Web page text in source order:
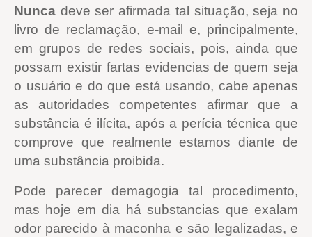
Nunca deve ser afirmada tal situação, seja no
livro de reclamação, e-mail e, principalmente,
em grupos de redes sociais, pois, ainda que
possam existir fartas evidencias de quem seja
o usuário e do que está usando, cabe apenas
as autoridades competentes afirmar que a
substância é ilícita, após a perícia técnica que
comprove que realmente estamos diante de
uma substância proibida.
Pode parecer demagogia tal procedimento,
mas hoje em dia há substancias que exalam
odor parecido à maconha e são legalizadas, e